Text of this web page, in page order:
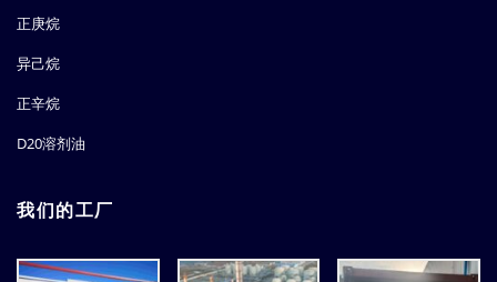
正庚烷
异己烷
正辛烷
D20溶剂油
我们的工厂